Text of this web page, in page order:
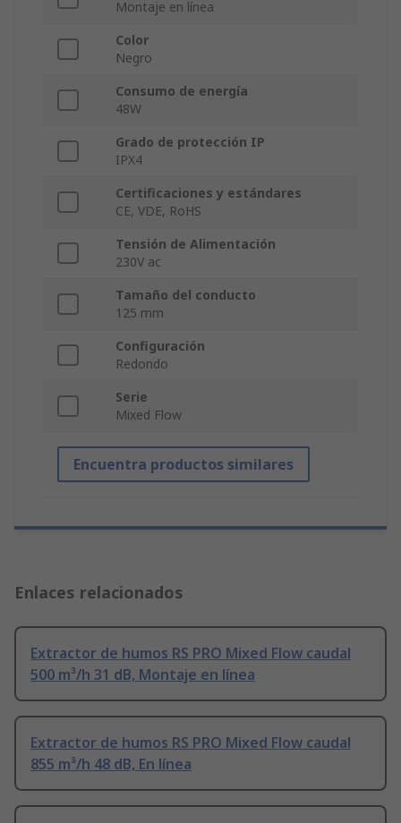
Montaje en línea
Color
Negro
Consumo de energía
48W
Grado de protección IP
IPX4
Certificaciones y estándares
CE, VDE, RoHS
Tensión de Alimentación
230V ac
Tamaño del conducto
125 mm
Configuración
Redondo
Serie
Mixed Flow
Encuentra productos similares
Enlaces relacionados
Extractor de humos RS PRO Mixed Flow caudal
500 m³/h 31 dB, Montaje en línea
Extractor de humos RS PRO Mixed Flow caudal
855 m³/h 48 dB, En línea